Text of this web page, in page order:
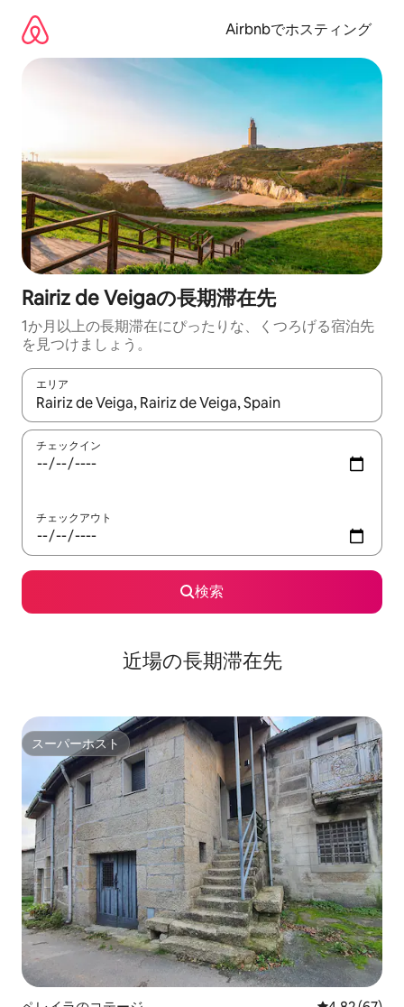
Airbnbでホスティング
Rairiz de Veigaの長期滞在先
1か月以上の長期滞在にぴったりな、くつろげる宿泊先
を見つけましょう。
エリア
検索結果が表示されたら、上下の矢印キーを使って移動するか
チェックイン
チェックアウト
検索
近場の長期滞在先
スーパーホスト
スーパーホスト